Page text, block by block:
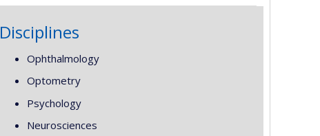
Disciplines
Ophthalmology
Optometry
Psychology
Neurosciences